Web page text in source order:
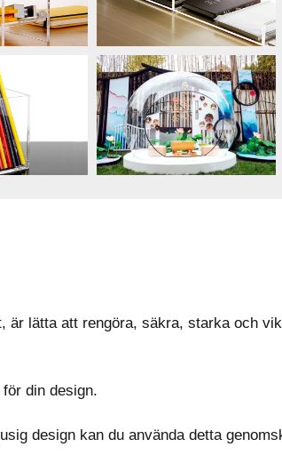
är lätta att rengöra, säkra, starka och
din design.
design kan du använda detta